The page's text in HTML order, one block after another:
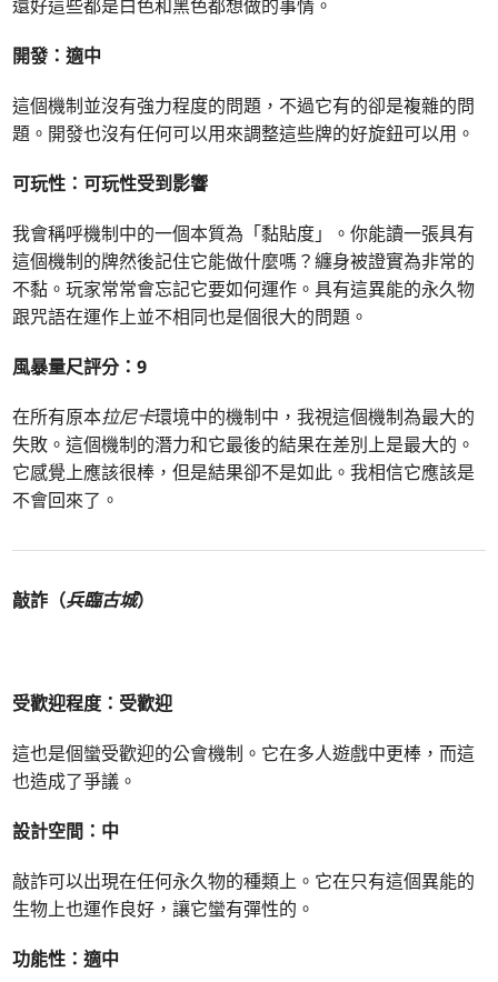
還好這些都是白色和黑色都想做的事情。
開發：適中
這個機制並沒有強力程度的問題，不過它有的卻是複雜的問
題。開發也沒有任何可以用來調整這些牌的好旋鈕可以用。
可玩性：可玩性受到影響
我會稱呼機制中的一個本質為「黏貼度」。你能讀一張具有
這個機制的牌然後記住它能做什麼嗎？纏身被證實為非常的
不黏。玩家常常會忘記它要如何運作。具有這異能的永久物
跟咒語在運作上並不相同也是個很大的問題。
風暴量尺評分：9
在所有原本拉尼卡環境中的機制中，我視這個機制為最大的
失敗。這個機制的潛力和它最後的結果在差別上是最大的。
它感覺上應該很棒，但是結果卻不是如此。我相信它應該是
不會回來了。
敲詐（兵臨古城）
受歡迎程度：受歡迎
這也是個蠻受歡迎的公會機制。它在多人遊戲中更棒，而這
也造成了爭議。
設計空間：中
敲詐可以出現在任何永久物的種類上。它在只有這個異能的
生物上也運作良好，讓它蠻有彈性的。
功能性：適中